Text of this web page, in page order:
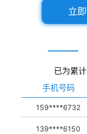
立
已为累
手机号码
159****6732
139****6150